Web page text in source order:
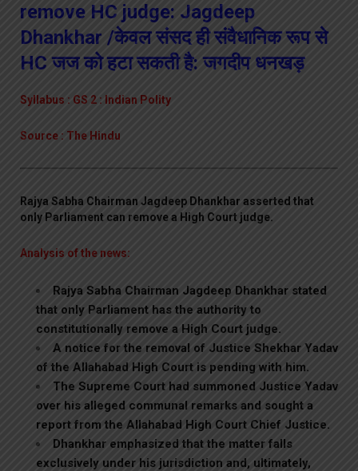
remove HC judge: Jagdeep
Dhankhar /केवल संसद ही संवैधानिक रूप से
HC जज को हटा सकती है: जगदीप धनखड़
Syllabus : GS 2 : Indian Polity
Source : The Hindu
Rajya Sabha Chairman Jagdeep Dhankhar asserted that
only Parliament can remove a High Court judge.
Analysis of the news:
Rajya Sabha Chairman Jagdeep Dhankhar stated
that only Parliament has the authority to
constitutionally remove a High Court judge.
A notice for the removal of Justice Shekhar Yadav
of the Allahabad High Court is pending with him.
The Supreme Court had summoned Justice Yadav
over his alleged communal remarks and sought a
report from the Allahabad High Court Chief Justice.
Dhankhar emphasized that the matter falls
exclusively under his jurisdiction and, ultimately,